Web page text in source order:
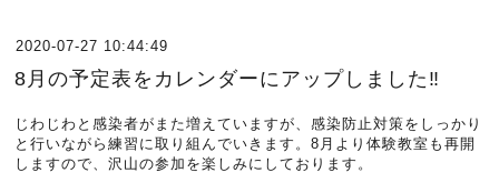
2020-07-27 10:44:49
8月の予定表をカレンダーにアップしました‼︎
じわじわと感染者がまた増えていますが、感染防止対策をしっかり
と行いながら練習に取り組んでいきます。8月より体験教室も再開
しますので、沢山の参加を楽しみにしております。